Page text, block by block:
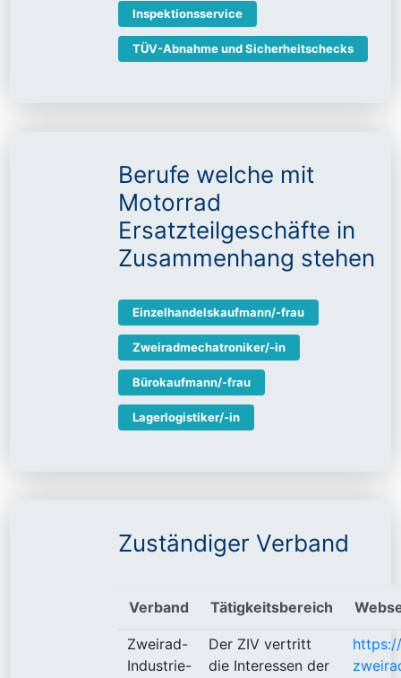
Inspektionsservice
TÜV-Abnahme und Sicherheitschecks
Berufe welche mit
Motorrad
Ersatzteilgeschäfte in
Zusammenhang stehen
Einzelhandelskaufmann/-frau
Zweiradmechatroniker/-in
Bürokaufmann/-frau
Lagerlogistiker/-in
Zuständiger Verband
Verband Tätigkeitsbereich
Zweirad-
Industrie-
Der ZIV vertritt
die Interessen der